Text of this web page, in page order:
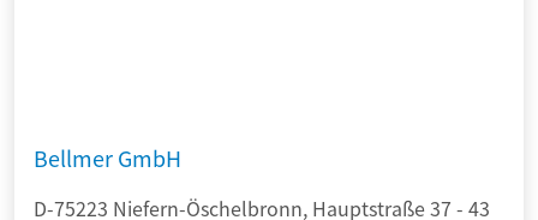
Bellmer GmbH
D-75223 Niefern-Öschelbronn, Hauptstraße 37 - 43